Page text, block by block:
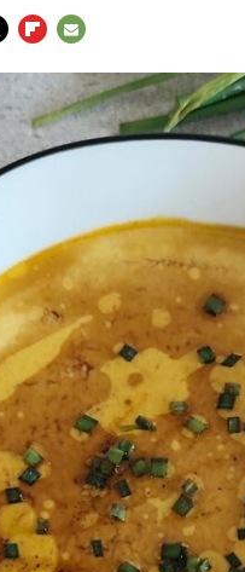
MAIL